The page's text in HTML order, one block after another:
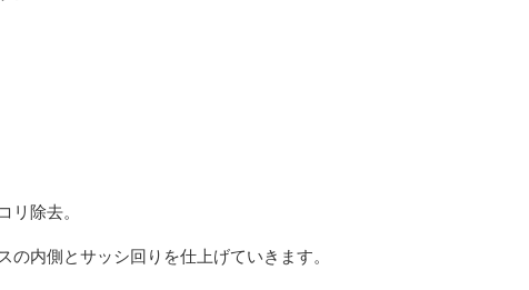
リ除去。
内側とサッシ回りを仕上げていきます。